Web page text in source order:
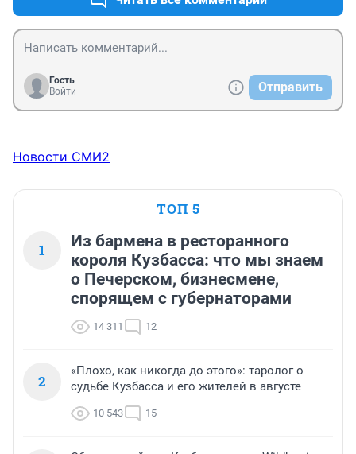
Гость
Войти
Отправить
Новости СМИ2
ТОП 5
1
Из бармена в ресторанного
короля Кузбасса: что мы знаем
о Печерском, бизнесмене,
спорящем с губернаторами
14 311 12
2
«Плохо, как никогда до этого»: таролог о
судьбе Кузбасса и его жителей в августе
10 543 15